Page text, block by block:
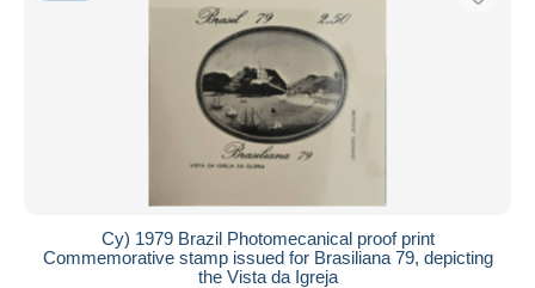
Cy) 1979 Brazil Photomecanical proof print
Commemorative stamp issued for Brasiliana 79, depicting
the Vista da Igreja